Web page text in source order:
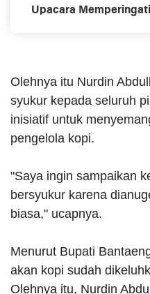
Upacara
Olehnya itu Nurdin
syukur kepada seluruh
inisiatif untuk
pengelola kopi.
"Saya ingin sampaikan
bersyukur karena
biasa," ucapnya.
Menurut Bupati
akan kopi sudah
Olehnya itu, Nurdin